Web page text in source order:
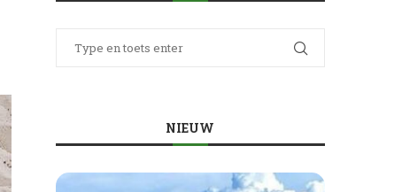
NIEUW